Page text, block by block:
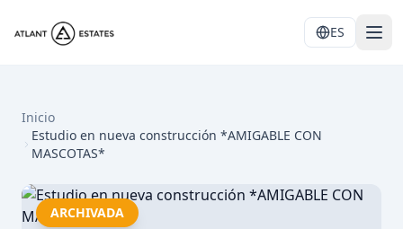
ES
Inicio
Estudio en nueva construcción *AMIGABLE CON
MASCOTAS*
ARCHIVADA